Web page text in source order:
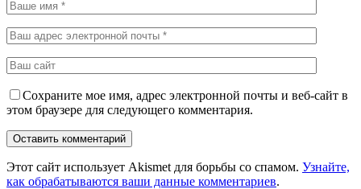
Сохраните мое имя, адрес электронной почты и веб-сайт в
этом браузере для следующего комментария.
Этот сайт использует Akismet для борьбы со спамом. Узнайте,
как обрабатываются ваши данные комментариев.